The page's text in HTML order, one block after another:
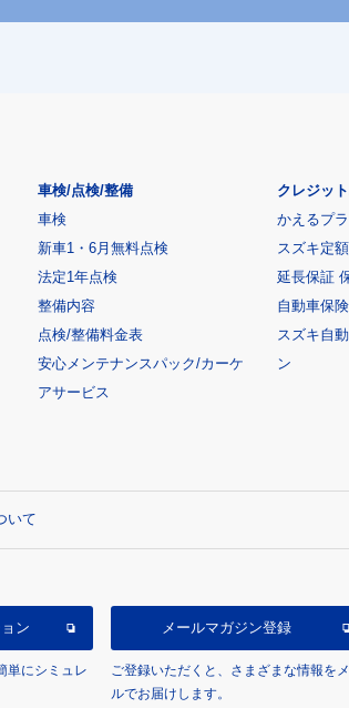
車検/点検/整備
車検
新車1・6月無料点検
法定1年点検
整備内容
点検/整備料金表
安心メンテナンスパック/カーケ
アサービス
クレジッ
かえるプ
スズキ定
延長保証
自動車保険
スズキ自
ン
いて
ン
単にシミュレ
メールマガジン登録
ご登録いただくと、さまざまな情報を
ルでお届けします。